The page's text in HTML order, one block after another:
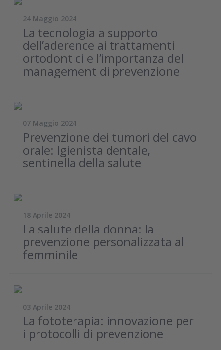
24 Maggio 2024
La tecnologia a supporto
dell’aderence ai trattamenti
ortodontici e l’importanza del
management di prevenzione
07 Maggio 2024
Prevenzione dei tumori del cavo
orale: Igienista dentale,
sentinella della salute
18 Aprile 2024
La salute della donna: la
prevenzione personalizzata al
femminile
03 Aprile 2024
La fototerapia: innovazione per
i protocolli di prevenzione